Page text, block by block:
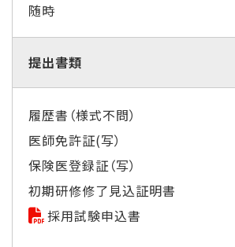
随時
提出書類
履歴書（様式不問）
医師免許証(写）
保険医登録証（写）
初期研修修了見込証明書
採用試験申込書